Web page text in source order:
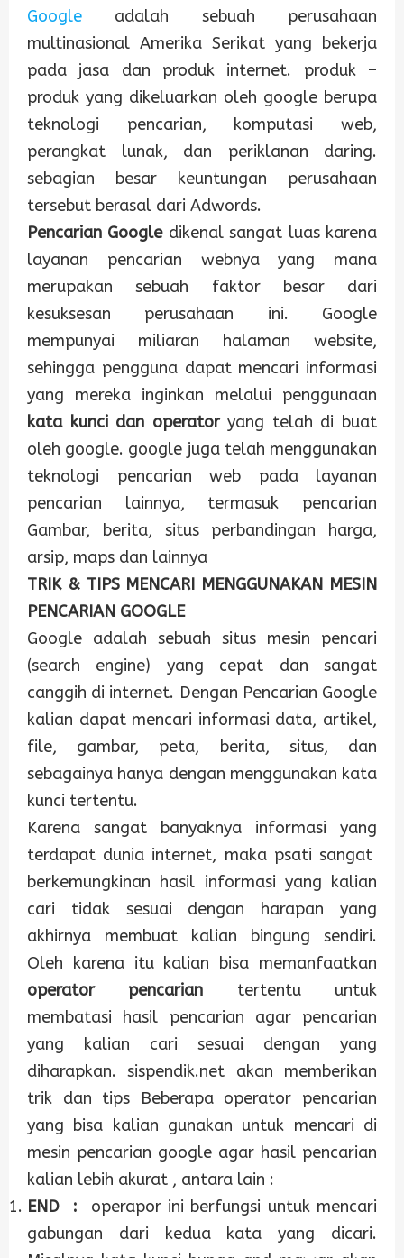
Google adalah sebuah perusahaan
multinasional Amerika Serikat yang bekerja
pada jasa dan produk internet. produk –
produk yang dikeluarkan oleh google berupa
teknologi pencarian, komputasi web,
perangkat lunak, dan periklanan daring.
sebagian besar keuntungan perusahaan
tersebut berasal dari Adwords.
Pencarian Google dikenal sangat luas karena
layanan pencarian webnya yang mana
merupakan sebuah faktor besar dari
kesuksesan perusahaan ini. Google
mempunyai miliaran halaman website,
sehingga pengguna dapat mencari informasi
yang mereka inginkan melalui penggunaan
kata kunci dan operatoryang telah di buat
oleh google. google juga telah menggunakan
teknologi pencarian web pada layanan
pencarian lainnya, termasuk pencarian
Gambar, berita, situs perbandingan harga,
arsip, maps dan lainnya
TRIK & TIPS MENCARI MENGGUNAKAN MESIN
PENCARIAN GOOGLE
Google adalah sebuah situs mesin pencari
(search engine) yang cepat dan sangat
canggih di internet. Dengan Pencarian Google
kalian dapat mencari informasi data, artikel,
file, gambar, peta, berita, situs, dan
sebagainya hanya dengan menggunakan kata
kunci tertentu.
Karena sangat banyaknya informasi yang
terdapat dunia internet, maka psati sangat
berkemungkinan hasil informasi yang kalian
cari tidak sesuai dengan harapan yang
akhirnya membuat kalian bingung sendiri.
Oleh karena itu kalian bisa memanfaatkan
operator pencarian tertentu untuk
membatasi hasil pencarian agar pencarian
yang kalian cari sesuai dengan yang
diharapkan. sispendik.net akan memberikan
trik dan tips Beberapa operator pencarian
yang bisa kalian gunakan untuk mencari di
mesin pencarian google agar hasil pencarian
kalian lebih akurat , antara lain :
END : operapor ini berfungsi untuk mencari
gabungan dari kedua kata yang dicari.